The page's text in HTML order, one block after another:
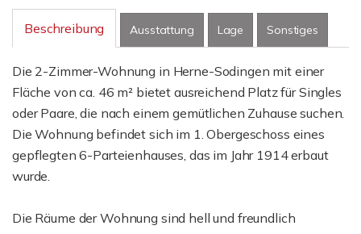
Beschreibung Ausstattung Lage Sonstiges
Die 2-Zimmer-Wohnung in Herne-Sodingen mit einer
Fläche von ca. 46 m² bietet ausreichend Platz für Singles
oder Paare, die nach einem gemütlichen Zuhause suchen.
Die Wohnung befindet sich im 1. Obergeschoss eines
gepflegten 6-Parteienhauses, das im Jahr 1914 erbaut
wurde.
Die Räume der Wohnung sind hell und freundlich